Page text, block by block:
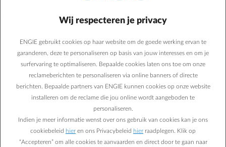
arrow-left Terug naar contactpagina
In Brussel is de digitale meter momenteel alleen beschikbaar voor
elektriciteit. Standaard is de functie voor het op afstand uitlezen
van gegevens uitgeschakeld, in overeenstemming met de
Elektriciteitsverordening voor het Brussels Hoofdstedelijk Gewest.
Om deze functie te activeren, moet je jouw toestemming geven
aan Sibelga.
door in te loggen op de My Sibelga-app.
Uitzonderlijk is het op afstand uitlezen van gegevens standaard
ingeschakeld in bepaalde gevallen:
Meters die zijn aangesloten op een productie-installatie
Wij respecteren je privacy
ENGIE gebruikt cookies op haar website om de goede werking ervan te
garanderen, deze te personaliseren op basis van jouw interesses en om je
surfervaring te optimaliseren. Bepaalde cookies laten ons toe om onze
reclameberichten te personaliseren via online banners of directe
berichten. Bepaalde partners van ENGIE kunnen cookies op onze website
installeren om de reclame die jou online wordt aangeboden te
personaliseren.
Indien je meer informatie wenst over ons gebruik van cookies kan je ons
cookiebeleid hier en ons Privacybeleid hier raadplegen. Klik op
“Accepteren” om alle cookies te aanvaarden en direct door te gaan naar